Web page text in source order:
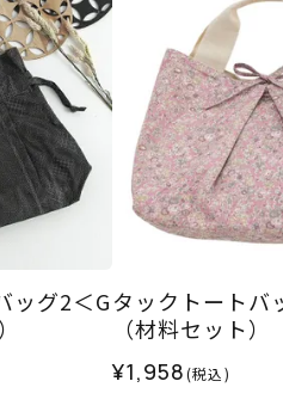
ッグ2＜Gタックトートバ
（材料セット）
¥1,958(税込)